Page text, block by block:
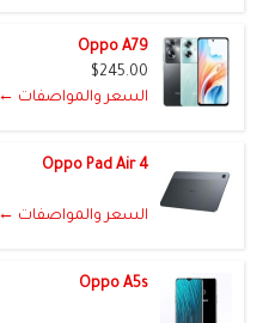
Oppo A79
$245.00
السعر والمواصفات ←
Oppo Pad Air 4
السعر والمواصفات ←
Oppo A5s